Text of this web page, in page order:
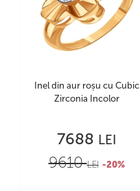
Inel din aur roșu cu Cubic
Zirconia Incolor
7688 LEI
9610LEI -20%